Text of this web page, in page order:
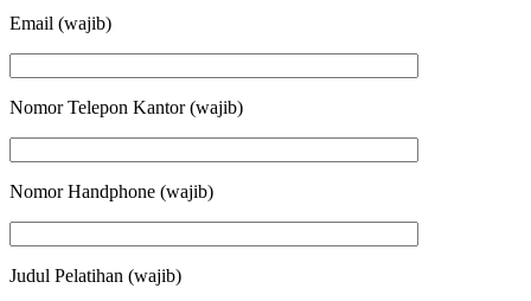
Email (wajib)
Nomor Telepon Kantor (wajib)
Nomor Handphone (wajib)
Judul Pelatihan (wajib)